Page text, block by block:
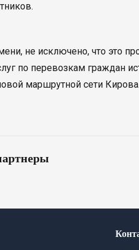
не исключено, что это
по перевозкам граждан
маршрутной сети Кирова.